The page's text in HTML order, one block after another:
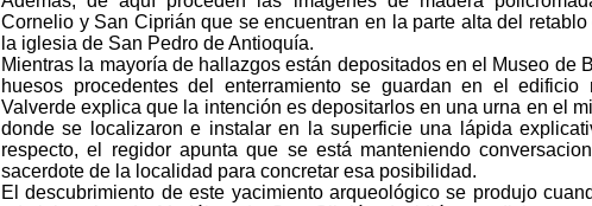
Cornelio y San Ciprián que se encuentran en la parte alta del retablo
la iglesia de San Pedro de Antioquía.
Mientras la mayoría de hallazgos están depositados en el Museo de
huesos procedentes del enterramiento se guardan en el edificio
Valverde explica que la intención es depositarlos en una urna en el
donde se localizaron e instalar en la superficie una lápida
respecto, el regidor apunta que se está manteniendo
sacerdote de la localidad para concretar esa posibilidad.
El descubrimiento de este yacimiento arqueológico se produjo